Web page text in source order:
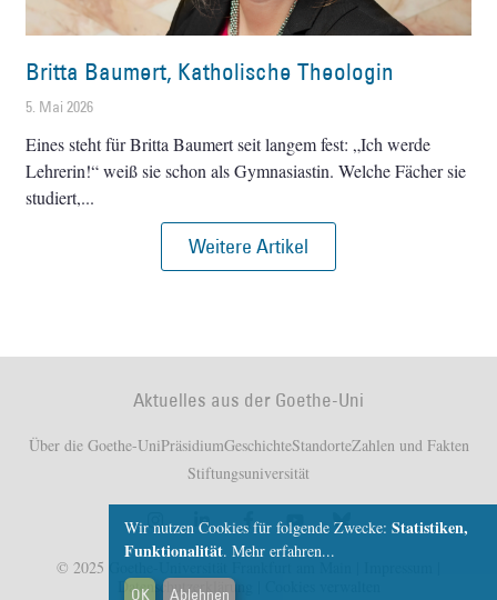
Britta Baumert, Katholische Theologin
5. Mai 2026
Eines steht für Britta Baumert seit langem fest: „Ich werde
Lehrerin!“ weiß sie schon als Gymnasiastin. Welche Fächer sie
studiert,
Weitere Artikel
Aktuelles aus der Goethe-Uni
Über die Goethe-UniPräsidiumGeschichteStandorteZahlen und Fakten
Stiftungsuniversität
© 2025 Goethe-Universität Frankfurt am Main |
Datenschutzerklärung
Wir nutzen Cookies für folgende Zwecke: Statistiken,
Funktionalität. Mehr erfahren...
OK Ablehnen